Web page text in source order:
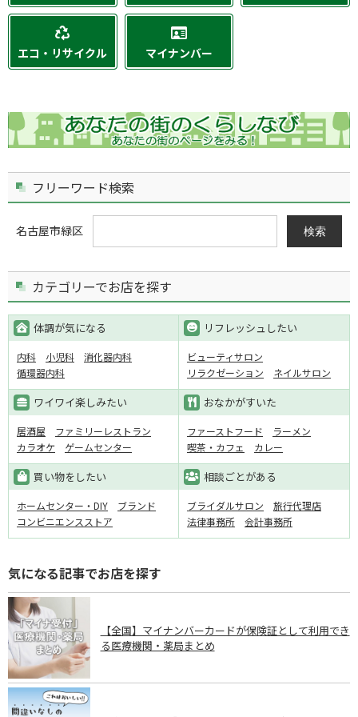
エコ・リサイクル マイナンバー
フリーワード検索
名古屋市緑区 検索
カテゴリーでお店を探す
体調が気になる
内科 小児科
消化器内科
循環器内科
リフレッシュしたい
ビューティサロン
リラクゼーション
ネイルサロン
ワイワイ楽しみたい
居酒屋
ファミリーレストラン
カラオケ
ゲームセンター
おなかがすいた
ファーストフード
ラーメン
喫茶・カフェ
カレー
買い物をしたい
ホームセンター・DIY
ブランド
コンビニエンスストア
相談ごとがある
ブライダルサロン
旅行代理店
法律事務所
会計事務所
気になる記事でお店を探す
【全国】マイナンバーカードが保険証として利用でき
る医療機関・薬局まとめ